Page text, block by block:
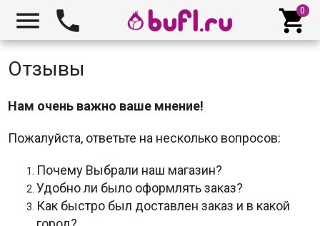
  
Отзывы
Нам очень важно ваше мнение!
Пожалуйста, ответьте на несколько вопросов:
Почему Выбрали наш магазин?
Удобно ли было оформлять заказ?
Как быстро был доставлен заказ и в какой